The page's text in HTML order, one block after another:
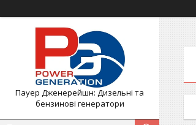
Пауер Дженерейшн: Дизельні та
бензинові генератори